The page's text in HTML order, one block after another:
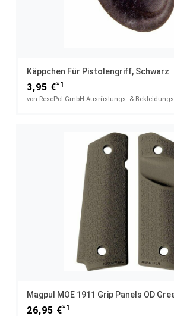
Käppchen Für Pistolengriff, Schwarz
3,95 €*1
von RescPol GmbH Ausrüstungs- &
Magpul MOE 1911 Grip Panels OD
26,95 €*1